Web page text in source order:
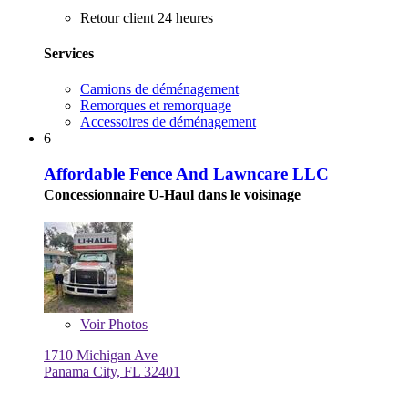
Retour client 24 heures
Services
Camions de déménagement
Remorques et remorquage
Accessoires de déménagement
6
Affordable Fence And Lawncare LLC
Concessionnaire U-Haul dans le voisinage
VoirPhotos
1710 Michigan Ave
Panama City, FL 32401